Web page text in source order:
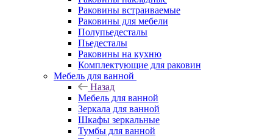
Раковины встраиваемые
Раковины для мебели
Полупьедесталы
Пьедесталы
Раковины на кухню
Комплектующие для раковин
Мебель для ванной
Назад
Мебель для ванной
Зеркала для ванной
Шкафы зеркальные
Тумбы для ванной